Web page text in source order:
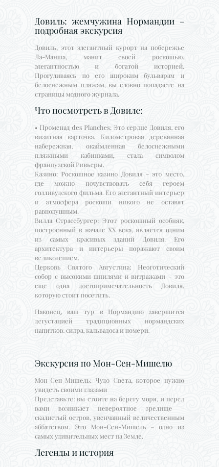
Довиль: жемчужина Нормандии –
подробная экскурсия
Довиль, этот элегантный курорт на побережье
Ла-Манша, манит своей роскошью,
элегантностью и богатой историей.
Прогуливаясь по его широким бульварам и
белоснежным пляжам, вы словно попадаете на
страницы модного журнала.
Что посмотреть в Довиле:
• Променад des Planches: Это сердце Довиля, его
визитная карточка. Километровая деревянная
набережная, окаймленная белоснежными
пляжными кабинками, стала символом
французской Ривьеры.
Казино: Роскошное казино Довиля – это место,
где можно почувствовать себя героем
голливудского фильма. Его элегантный интерьер
и атмосфера роскоши никого не оставят
равнодушным.
Вилла Страссбургер: Этот роскошный особняк,
построенный в начале XX века, является одним
из самых красивых зданий Довиля. Его
архитектура и интерьеры поражают своим
великолепием.
Церковь Святого Августина: Неоготический
собор с высокими шпилями и витражами – это
еще одна достопримечательность Довиля,
которую стоит посетить.
Наконец, ваш тур в Нормандию завершится
дегустацией традиционных нормандских
напитков: сидра, кальвадоса и помери.
Экскурсия по Мон-Сен-Мишелю
Мон-Сен-Мишель: Чудо Света, которое нужно
увидеть своими глазами
Представьте: вы стоите на берегу моря, и перед
вами возникает невероятное зрелище –
скалистый остров, увенчанный величественным
аббатством. Это Мон-Сен-Мишель – одно из
самых удивительных мест на Земле.
Легенды и история